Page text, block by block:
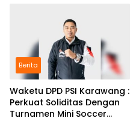
Berita
Waketu DPD PSI Karawang :
Perkuat Soliditas Dengan
Turnamen Mini Soccer